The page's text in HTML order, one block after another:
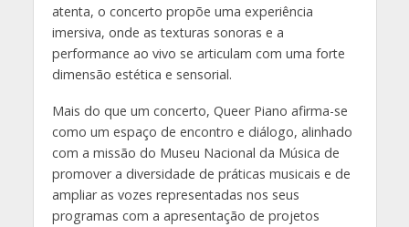
atenta, o concerto propõe uma experiência
imersiva, onde as texturas sonoras e a
performance ao vivo se articulam com uma forte
dimensão estética e sensorial.
Mais do que um concerto, Queer Piano afirma-se
como um espaço de encontro e diálogo, alinhado
com a missão do Museu Nacional da Música de
promover a diversidade de práticas musicais e de
ampliar as vozes representadas nos seus
programas com a apresentação de projetos